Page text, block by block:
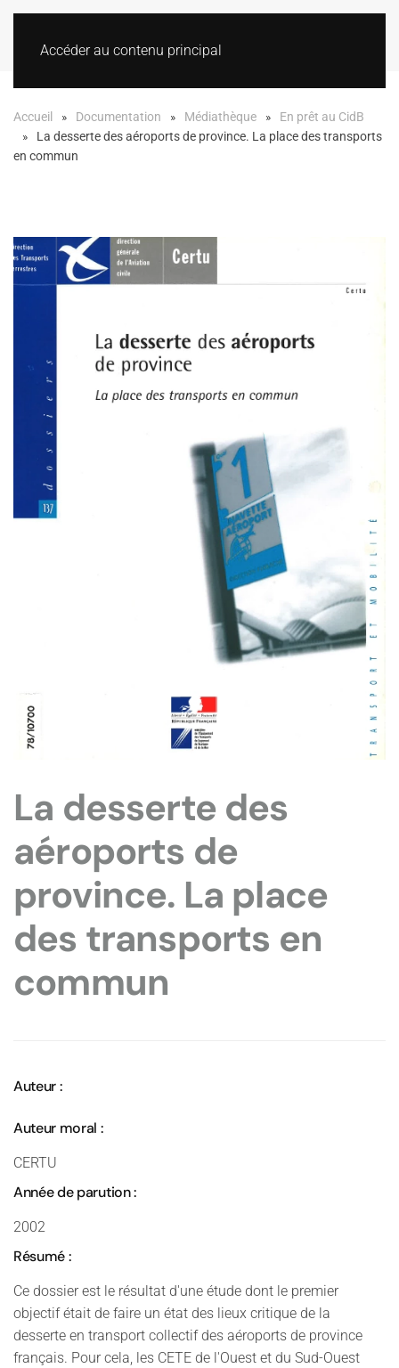
Accéder au contenu principal
Accueil Documentation Médiathèque
En prêt au CidB
La desserte des aéroports de province. La place des transports
en commun
La desserte des
aéroports de
province. La place
des transports en
commun
Auteur :
Auteur moral :
CERTU
Année de parution :
2002
Résumé :
Ce dossier est le résultat d'une étude dont le premier
objectif était de faire un état des lieux critique de la
desserte en transport collectif des aéroports de province
français. Pour cela, les CETE de l'Ouest et du Sud-Ouest